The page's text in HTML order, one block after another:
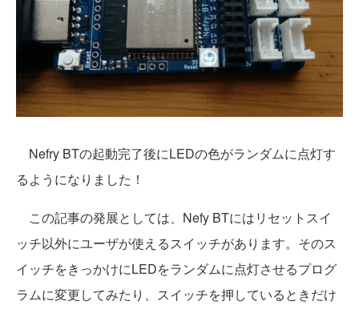
Nefry BTの起動完了後にLEDの色がランダムに点灯す
るようになりました！
この記事の発展としては、Nefy BTにはリセットスイ
ッチ以外にユーザが使えるスイッチがあります。そのス
イッチをきっかけにLEDをランダムに点灯させるプログ
ラムに変更してみたり、スイッチを押しているときだけ